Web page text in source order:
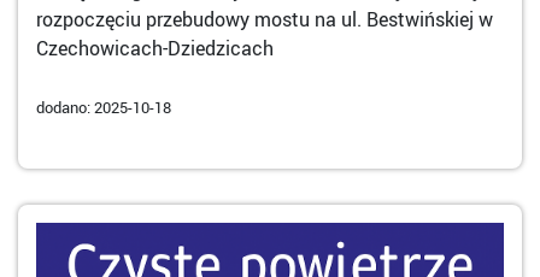
rozpoczęciu przebudowy mostu na ul. Bestwińskiej w
Czechowicach-Dziedzicach
dodano: 2025-10-18